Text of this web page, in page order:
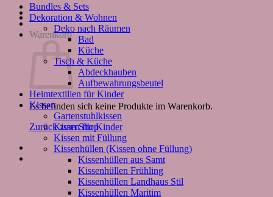
Warenkorb
Es befinden sich keine Produkte im Warenkorb.
Zurück zum Shop
Bundles & Sets
Dekoration & Wohnen
Deko nach Räumen
Bad
Küche
Tisch & Küche
Abdeckhauben
Aufbewahrungsbeutel
Heimtextilien für Kinder
Kissen
Gartenstuhlkissen
Kissen für Kinder
Kissen mit Füllung
Kissenhüllen (Kissen ohne Füllung)
Kissenhüllen aus Samt
Kissenhüllen Frühling
Kissenhüllen Landhaus Stil
Kissenhüllen Maritim